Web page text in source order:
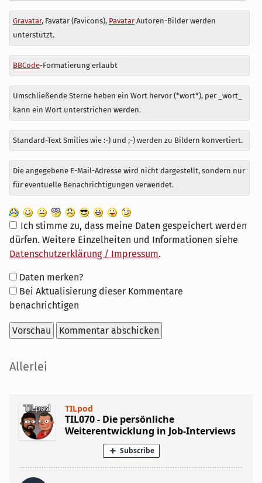
Antwort
zu
Gravatar, Favatar (Favicons), PavatarAutoren-Bilder werden
unterstützt.
BBCode-Formatierung erlaubt
Umschließende Sterne heben ein Wort hervor (*wort*), per _wort_
kann ein Wort unterstrichen werden.
Standard-Text Smilies wie :-) und ;-) werden zu Bildern konvertiert.
Die angegebene E-Mail-Adresse wird nicht dargestellt, sondern nur
für eventuelle Benachrichtigungen verwendet.
Ich stimme zu, dass meine Daten gespeichert werden
dürfen. Weitere Einzelheiten und Informationen siehe
Datenschutzerklärung / Impressum.
Formular-
Optionen
Daten merken?
Bei Aktualisierung dieser Kommentare
benachrichtigen
Seitenleiste
Allerlei